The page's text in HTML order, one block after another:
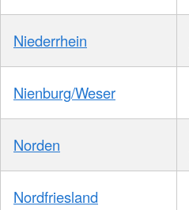
Niederrhein
Nienburg/Weser
Norden
Nordfriesland